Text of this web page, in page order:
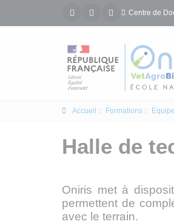
Centre de
Accueil Formations
Halle de
Oniris met à
permettent de
avec le terrain.